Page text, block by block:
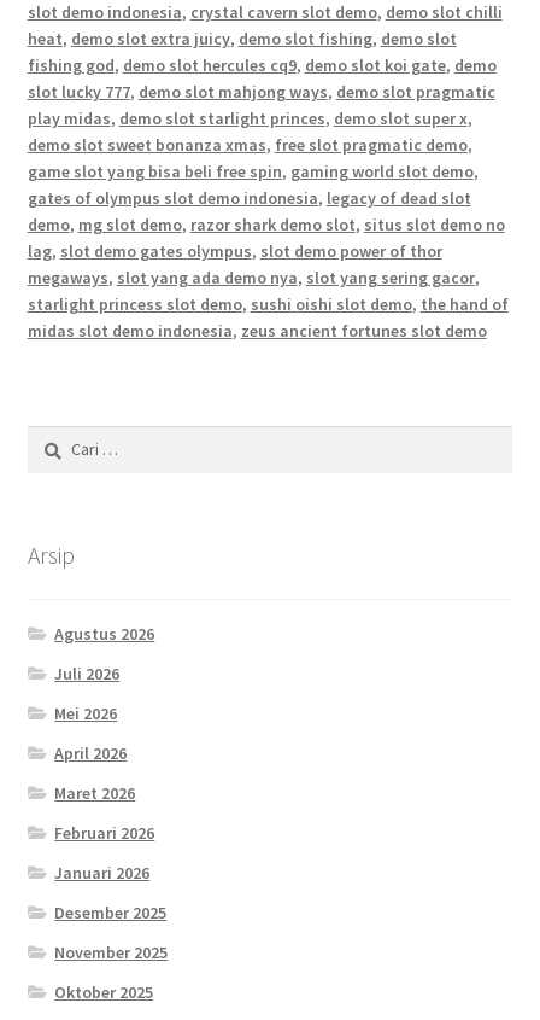
slot demo indonesia, crystal cavern slot demo, demo slot chilli
heat, demo slot extra juicy, demo slot fishing, demo slot
fishing god, demo slot hercules cq9, demo slot koi gate, demo
slot lucky 777, demo slot mahjong ways, demo slot pragmatic
play midas, demo slot starlight princes, demo slot super x,
demo slot sweet bonanza xmas, free slot pragmatic demo,
game slot yang bisa beli free spin, gaming world slot demo,
gates of olympus slot demo indonesia, legacy of dead slot
demo, mg slot demo, razor shark demo slot, situs slot demo no
lag, slot demo gates olympus, slot demo power of thor
megaways, slot yang ada demo nya, slot yang sering gacor,
starlight princess slot demo, sushi oishi slot demo, the hand of
midas slot demo indonesia, zeus ancient fortunes slot demo
Cari
untuk:
Arsip
Agustus 2026
Juli 2026
Mei 2026
April 2026
Maret 2026
Februari 2026
Januari 2026
Desember 2025
November 2025
Oktober 2025